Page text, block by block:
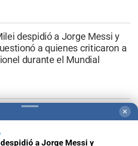
despidió a Jorge Messi y
a quienes criticaron a
durante el Mundial
Colegio de Farmacéuticos
a cabo la 3ra edición de las
de Farmacia Magistral
✕
a Jorge Messi y